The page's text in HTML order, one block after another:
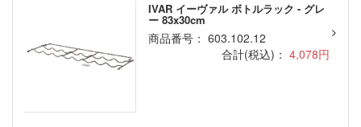
IVAR イーヴァル ボトルラック - グレ
ー 83x30cm
商品番号： 603.102.12
合計(税込)： 4,078円